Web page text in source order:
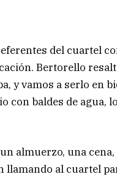
del cuartel
Bertorello
y vamos a serlo en
con baldes de agua,
almuerzo, una
al cuartel